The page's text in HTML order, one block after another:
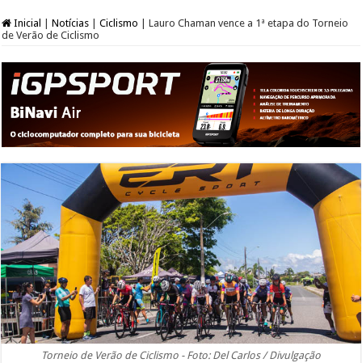
Inicial Notícias Ciclismo
Lauro Chaman vence a 1ª etapa do Torneio
de Verão de Ciclismo
Torneio de Verão de Ciclismo - Foto: Del Carlos / Divulgação